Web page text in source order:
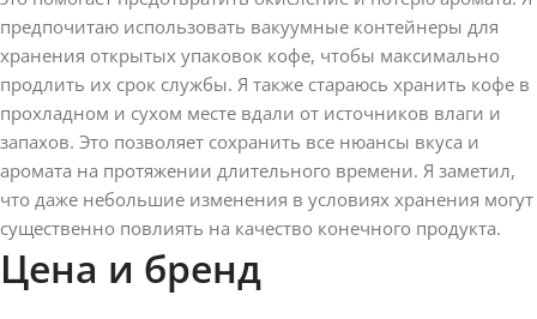
предпочитаю использовать вакуумные контейнеры для
хранения открытых упаковок кофе, чтобы максимально
продлить их срок службы. Я также стараюсь хранить кофе в
прохладном и сухом месте вдали от источников влаги и
запахов. Это позволяет сохранить все нюансы вкуса и
аромата на протяжении длительного времени. Я заметил,
что даже небольшие изменения в условиях хранения могут
существенно повлиять на качество конечного продукта.
Цена и бренд